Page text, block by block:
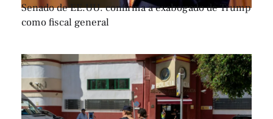
Senado de EE.UU. confirma a exabogado de Trump
como fiscal general